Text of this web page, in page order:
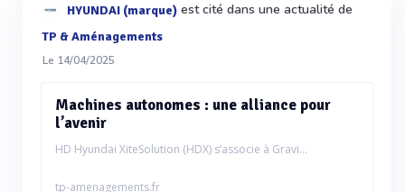
HYUNDAI (marque) est cité dans une actualité de
TP & Aménagements
Le 14/04/2025
Machines autonomes : une alliance pour
l’avenir
HD Hyundai XiteSolution (HDX) s’associe à Gravi...
tp-amenagements.fr